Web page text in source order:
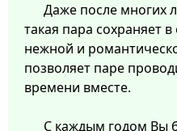
Даже после многих
такая пара сохраняет
нежной и
позволяет паре
времени вместе.
С каждым годом Вы